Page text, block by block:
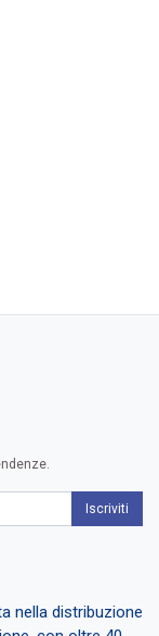
Iscrivit​i
nella distribuzione